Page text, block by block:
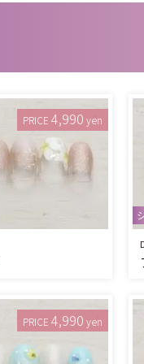
PRICE 4,990 yen
PRICE 4,990 yen